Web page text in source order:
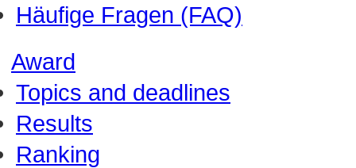
Häufige Fragen (FAQ)
Award
Topics and deadlines
Results
Ranking